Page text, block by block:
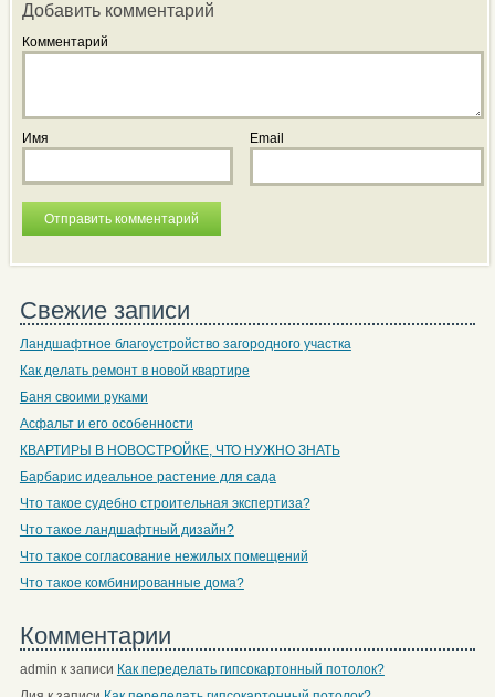
Добавить комментарий
Комментарий
Имя Email
Свежие записи
Ландшафтное благоустройство загородного участка
Как делать ремонт в новой квартире
Баня своими руками
Асфальт и его особенности
КВАРТИРЫ В НОВОСТРОЙКЕ, ЧТО НУЖНО ЗНАТЬ
Барбарис идеальное растение для сада
Что такое судебно строительная экспертиза?
Что такое ландшафтный дизайн?
Что такое согласование нежилых помещений
Что такое комбинированные дома?
Комментарии
admin к записи Как переделать гипсокартонный потолок?